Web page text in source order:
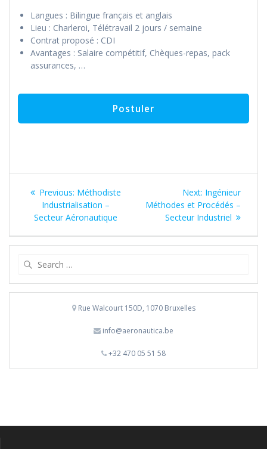
Langues : Bilingue français et anglais
Lieu : Charleroi, Télétravail 2 jours / semaine
Contrat proposé : CDI
Avantages : Salaire compétitif, Chèques-repas, pack
assurances, …
Navigation
l’article
Previous: Previous
post:
Méthodiste
Industrialisation –
Secteur Aéronautique
Next: Next
post:
Ingénieur
Méthodes et Procédés –
Secteur Industriel
Rue Walcourt 150D, 1070 Bruxelles
info@aeronautica.be
+32 470 05 51 58